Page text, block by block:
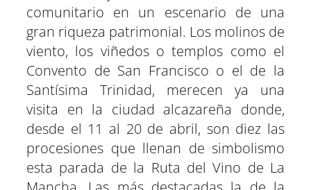
comunitario en un escenario de una
gran riqueza patrimonial. Los molinos de
viento, los viñedos o templos como el
Convento de San Francisco o el de la
Santísima Trinidad, merecen ya una
visita en la ciudad alcazareña donde,
desde el 11 al 20 de abril, son diez las
procesiones que llenan de simbolismo
esta parada de la Ruta del Vino de La